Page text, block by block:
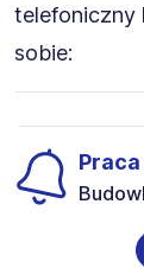
telefoniczny
sobie: